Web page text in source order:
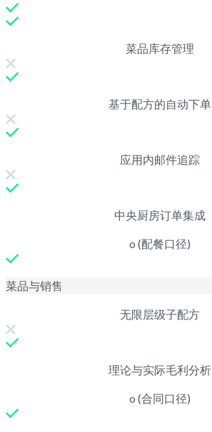
菜品库存管理
基于配方的自动下单
应用内邮件追踪
中央厨房订单集成
o (配餐口径)
菜品与销售
无限层级子配方
理论与实际毛利分析
o (合同口径)